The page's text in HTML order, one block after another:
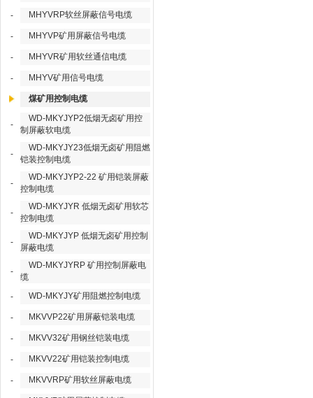
- MHYVRP软丝屏蔽信号电缆
- MHYVP矿用屏蔽信号电缆
- MHYVR矿用软丝通信电缆
- MHYV矿用信号电缆
煤矿用控制电缆
-
WD-MKYJYP2低烟无卤矿用控
制屏蔽软电缆
-
WD-MKYJY23低烟无卤矿用阻燃
铠装控制电缆
-
WD-MKYJYP2-22 矿用铠装屏蔽
控制电缆
-
WD-MKYJYR 低烟无卤矿用软芯
控制电缆
-
WD-MKYJYP 低烟无卤矿用控制
屏蔽电缆
-
WD-MKYJYRP 矿用控制屏蔽电
缆
-
WD-MKYJY矿用阻燃控制电缆
- MKVVP22矿用屏蔽铠装电缆
- MKVV32矿用钢丝铠装电缆
- MKVV22矿用铠装控制电缆
- MKVVRP矿用软丝屏蔽电缆